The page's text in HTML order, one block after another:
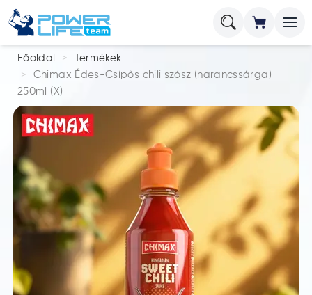
Főoldal
Termékek
Chimax Édes-Csípős chili szósz (narancssárga)
250ml (X)